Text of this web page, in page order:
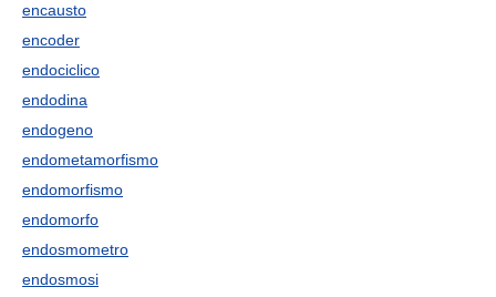
encausto
encoder
endociclico
endodina
endogeno
endometamorfismo
endomorfismo
endomorfo
endosmometro
endosmosi